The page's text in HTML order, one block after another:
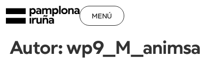
MENÚ
Autor:wp9_M_animsa